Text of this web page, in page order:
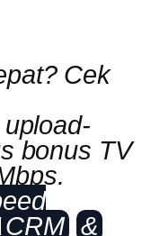
Cek
bonus TV
CRM &